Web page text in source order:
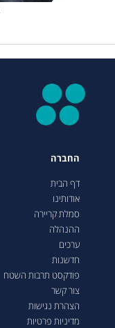
החברה
דף הבית
אודותינו
סמלת קריירה
ההנהלה
ערכים
חדשנות
פודקסט תרבות השטח
צור קשר
הצהרת נגישות
מדיניות פרטיות